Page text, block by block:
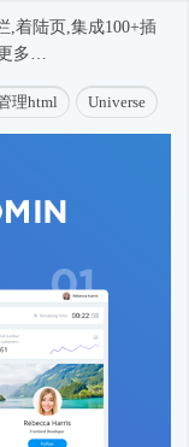
,着陆页,集成100+插
多…
理html Universe